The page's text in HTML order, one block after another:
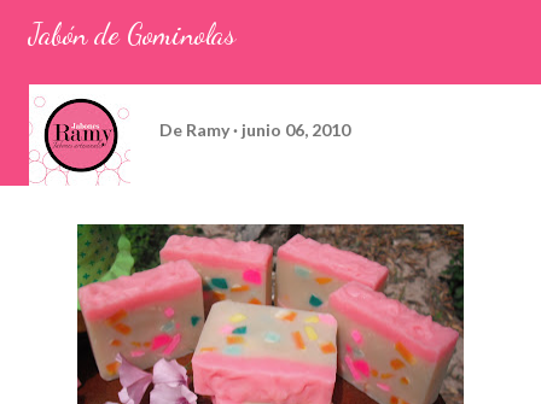
Jabón de Gominolas
De Ramy junio 06, 2010